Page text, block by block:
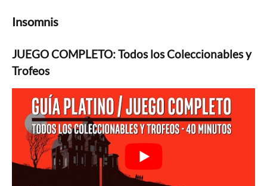
Insomnis
JUEGO COMPLETO: Todos los Coleccionables y
Trofeos